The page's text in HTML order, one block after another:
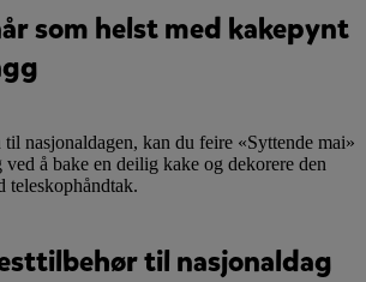
som helst med kakepynt
nasjonaldagen, kan du feire «Syttende mai»
å bake en deilig kake og dekorere den
teleskophåndtak.
til nasjonaldag